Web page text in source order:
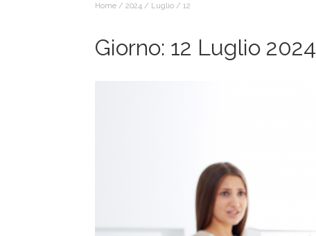
Home / 2024 / Luglio / 12
Giorno: 12 Luglio 2024